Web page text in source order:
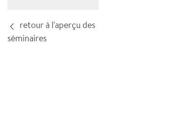
retour à l'aperçu des
séminaires